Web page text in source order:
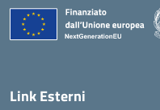
Link Esterni